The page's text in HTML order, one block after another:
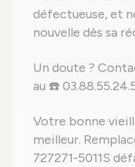
défectueuse, et
nouvelle dès sa
Un doute ?
au ☎️
Votre bonne
meilleur.
727271-5011S